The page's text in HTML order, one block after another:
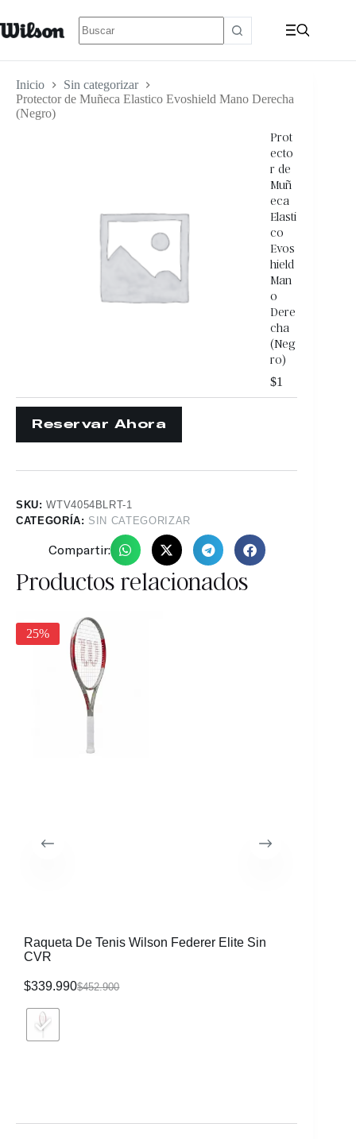
Inicio
Sin categorizar
Protector de Muñeca Elastico Evoshield Mano Derecha
(Negro)
Prot
ecto
r de
Muñ
eca
Elasti
co
Evos
hield
Man
o
Dere
cha
(Neg
ro)
$1
SKU:WTV4054BLRT-1
CATEGORÍA: SIN CATEGORIZAR
Compartir:
Productos relacionados
25%
Raqueta De Tenis Wilson Federer Elite Sin
CVR
$452.900
$339.990